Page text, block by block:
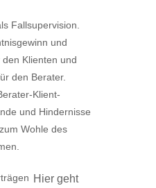
Fallsupervision.
und
Klienten und
den Berater.
Klient-
und Hindernisse
Wohle des
Hier geht